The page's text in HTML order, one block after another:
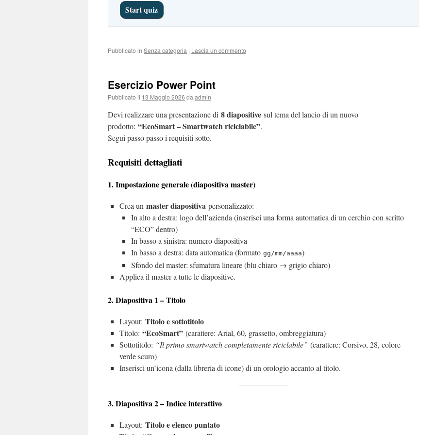
Pubblicato in Senza categoria | Lascia un commento
Esercizio Power Point
Pubblicato il 13 Maggio 2026 da admin
Devi realizzare una presentazione di 8 diapositive sul tema del lancio di un nuovo
prodotto: “EcoSmart – Smartwatch riciclabile”.
Segui passo passo i requisiti sotto.
Requisiti dettagliati
1. Impostazione generale (diapositiva master)
Crea un master diapositiva personalizzato:
In alto a destra: logo dell’azienda (inserisci una forma automatica di un cerchio con scritto
“ECO” dentro)
In basso a sinistra: numero diapositiva
In basso a destra: data automatica (formato gg/mm/aaaa)
Sfondo del master: sfumatura lineare (blu chiaro → grigio chiaro)
Applica il master a tutte le diapositive.
2. Diapositiva 1 – Titolo
Layout: Titolo e sottotitolo
Titolo: “EcoSmart” (carattere: Arial, 60, grassetto, ombreggiatura)
Sottotitolo: “Il primo smartwatch completamente riciclabile” (carattere: Corsivo, 28, colore
verde scuro)
Inserisci un’icona (dalla libreria di icone) di un orologio accanto al titolo.
3. Diapositiva 2 – Indice interattivo
Layout: Titolo e elenco puntato